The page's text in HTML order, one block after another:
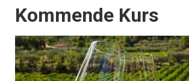
Events
Kommende Kurs